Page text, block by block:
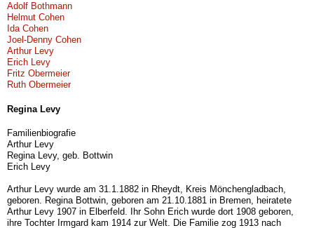
Adolf Bothmann
Helmut Cohen
Ida Cohen
Joel-Denny Cohen
Arthur Levy
Erich Levy
Fritz Obermeier
Ruth Obermeier
Regina Levy
Familienbiografie
Arthur Levy
Regina Levy, geb. Bottwin
Erich Levy
Arthur Levy wurde am 31.1.1882 in Rheydt, Kreis Mönchengladbach,
geboren. Regina Bottwin, geboren am 21.10.1881 in Bremen, heiratete
Arthur Levy 1907 in Elberfeld. Ihr Sohn Erich wurde dort 1908 geboren,
ihre Tochter Irmgard kam 1914 zur Welt. Die Familie zog 1913 nach